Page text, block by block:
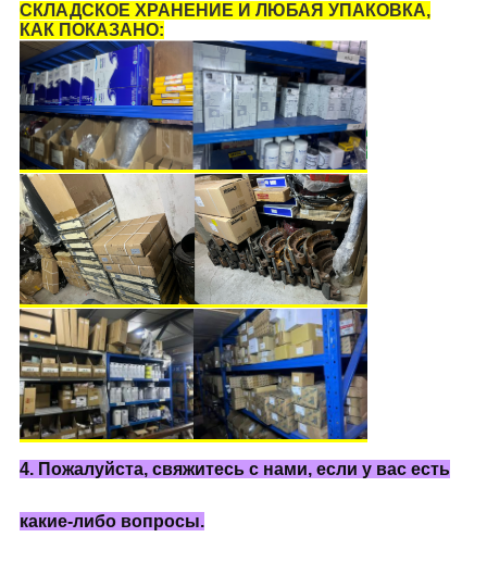
СКЛАДСКОЕ ХРАНЕНИЕ И ЛЮБАЯ УПАКОВКА,
КАК ПОКАЗАНО:
4. Пожалуйста, свяжитесь с нами, если у вас есть
какие-либо вопросы.